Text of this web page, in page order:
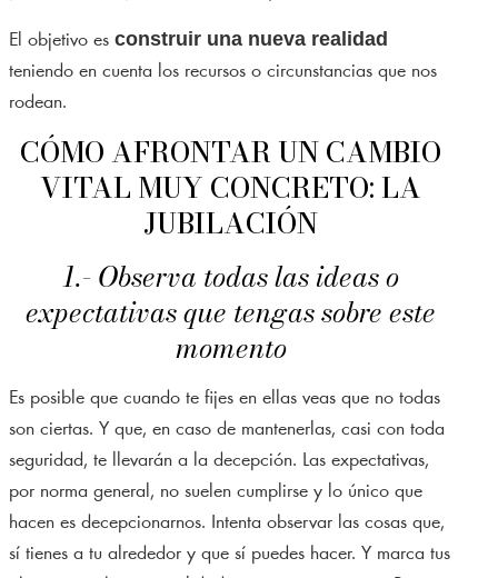
El objetivo es construir una nueva realidad
teniendo en cuenta los recursos o circunstancias que nos
rodean.
CÓMO AFRONTAR UN CAMBIO
VITAL MUY CONCRETO: LA
JUBILACIÓN
1.- Observa todas las ideas o
expectativas que tengas sobre este
momento
Es posible que cuando te fijes en ellas veas que no todas
son ciertas. Y que, en caso de mantenerlas, casi con toda
seguridad, te llevarán a la decepción. Las expectativas,
por norma general, no suelen cumplirse y lo único que
hacen es decepcionarnos. Intenta observar las cosas que,
sí tienes a tu alrededor y que sí puedes hacer. Y marca tus